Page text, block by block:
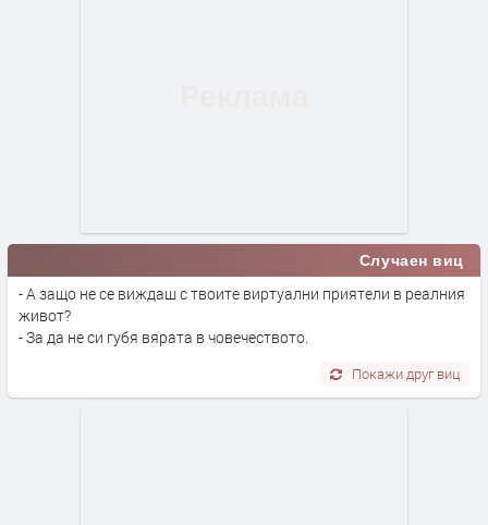
Случаен виц
- А защо не се виждаш с твоите виртуални приятели в реалния
живот?
- За да не си губя вярата в човечеството.
Покажи друг виц